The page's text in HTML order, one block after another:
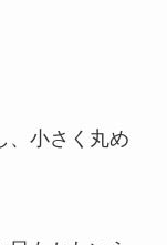
、小さく丸め